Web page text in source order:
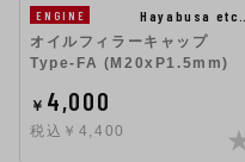
ENGINE
Hayabusa etc…
オイルフィラーキャップ
Type-FA (M20xP1.5mm)
￥ 4,000
税込￥4,400